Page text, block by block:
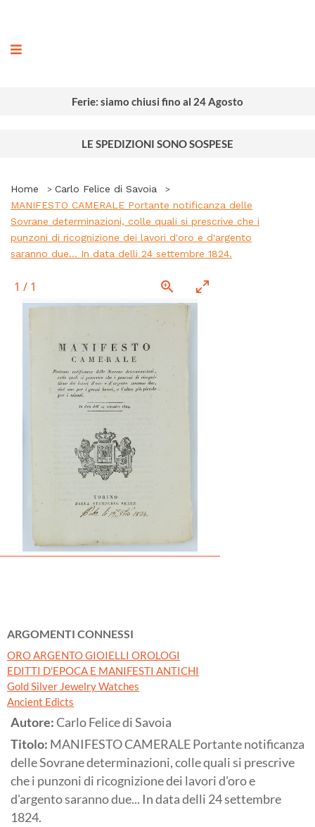
Ferie: siamo chiusi fino al 24 Agosto
LE SPEDIZIONI SONO SOSPESE
Home
Carlo Felice di Savoia
MANIFESTO CAMERALE Portante notificanza delle
Sovrane determinazioni, colle quali si prescrive che i
punzoni di ricognizione dei lavori d'oro e d'argento
saranno due... In data delli 24 settembre 1824.
1 / 1
ARGOMENTI CONNESSI
ORO ARGENTO GIOIELLI OROLOGI
EDITTI D'EPOCA E MANIFESTI ANTICHI
Gold Silver Jewelry Watches
Ancient Edicts
Autore:Carlo Felice di Savoia
Titolo: MANIFESTO CAMERALE Portante notificanza
delle Sovrane determinazioni, colle quali si prescrive
che i punzoni di ricognizione dei lavori d'oro e
d'argento saranno due... In data delli 24 settembre
1824.